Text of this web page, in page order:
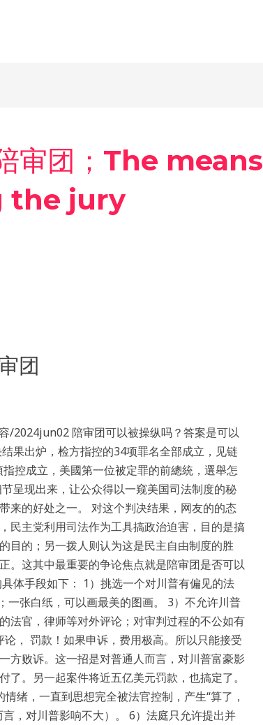
审团；The means
the jury
团
/2024jun02 陪审团可以被操纵吗？答案是可以
果出炉，检方指控的34项罪名全部成立，见链
控成立，美國第一位被定罪的前總統，選舉怎
呈现出来，让公众得以一窥美国司法制度的秘
来的好处之一。 对这个判决结果，网友的的态
民主党利用司法作为工具搞政治迫害，目的是搞
目的；另一拨人则认为这是民主自由制度的胜
。这其中最重要的争论焦点就是陪审团是否可以
体手段如下： 1）挑选一个对川普有偏见的法
一张白纸，可以画最美的图画。 3）不允许川普
法官，律师等对外评论；对审判过程的不公如有
， 罚款！如果申诉，费用极高。所以只能接受
方败诉。这一招是对普通人而言，对川普富豪影
。另一起案件将近五亿美元罚款，也搞定了。
绪，一直到思想完全被法官控制，产生“算了，
，对川普影响不大）。 6）法庭只允许提出并